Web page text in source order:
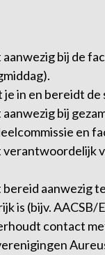
aanwezig bij de
je in en bereidt
aanwezig bij
en
verantwoordelijk
bereid aanwezig
is (bijv.
contact